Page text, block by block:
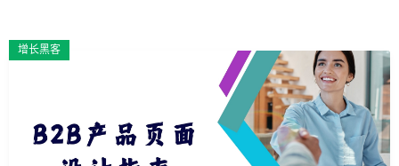
增长黑客